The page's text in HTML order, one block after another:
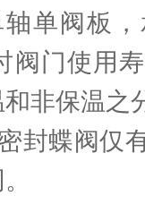
阀板，
阀门使用
非保温之
蝶阀仅有